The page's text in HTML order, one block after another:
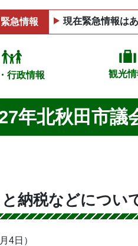
急情報 現在緊急情報は
行政情報 観光
年北秋田市議
納税などについ
4日）